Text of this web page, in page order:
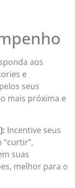
aos
e
seus
mais próxima e
Incentive seus
“curtir”,
suas
melhor para o